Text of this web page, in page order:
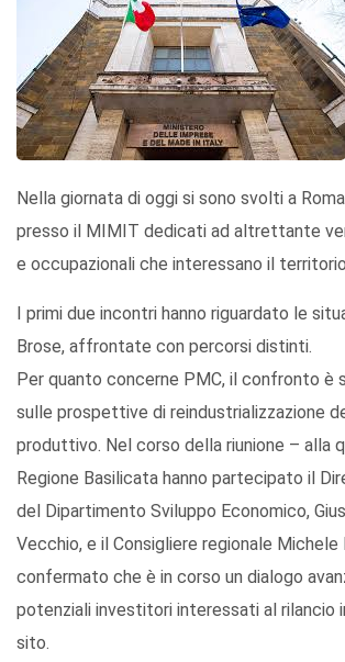
Nella giornata di oggi si sono svolti a
presso il MIMIT dedicati ad altrettante
e occupazionali che interessano il
I primi due incontri hanno riguardato le
Brose, affrontate con percorsi distinti.
Per quanto concerne PMC, il confronto
sulle prospettive di reindustrializzazione
produttivo. Nel corso della riunione – alla
Regione Basilicata hanno partecipato il
del Dipartimento Sviluppo Economico,
Vecchio, e il Consigliere regionale
confermato che è in corso un dialogo
potenziali investitori interessati al rilancio
sito.